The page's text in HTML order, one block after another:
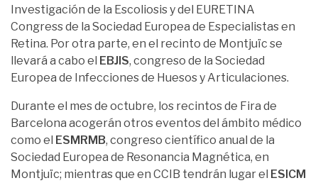
Investigación de la Escoliosis y del EURETINA
Congress de la Sociedad Europea de Especialistas en
Retina. Por otra parte, en el recinto de Montjuïc se
llevará a cabo el EBJIS, congreso de la Sociedad
Europea de Infecciones de Huesos y Articulaciones.
Durante el mes de octubre, los recintos de Fira de
Barcelona acogerán otros eventos del ámbito médico
como el ESMRMB, congreso científico anual de la
Sociedad Europea de Resonancia Magnética, en
Montjuïc; mientras que en CCIB tendrán lugar el ESICM